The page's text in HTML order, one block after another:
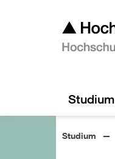
Studium
Studium